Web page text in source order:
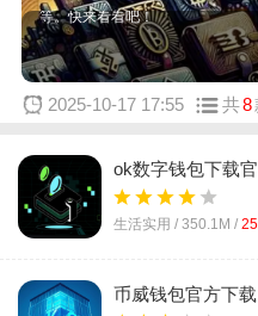
等。快来看看吧！
2025-10-17 17:55 共8
ok数字钱包下载
生活实用 / 350.1M /
币威钱包官方下